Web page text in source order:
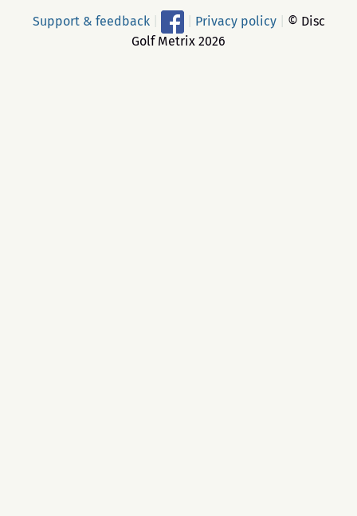
Support & feedback Privacy policy
© Disc
Golf Metrix 2026